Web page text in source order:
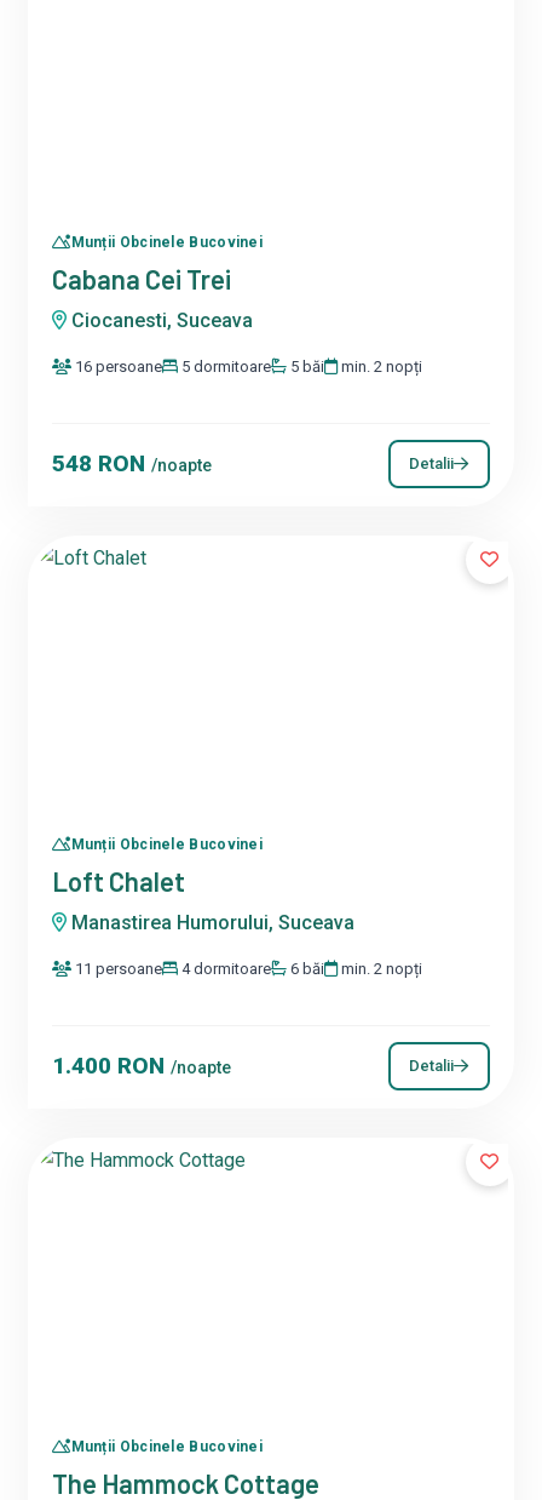
Munții Obcinele Bucovinei
Cabana Cei Trei
Ciocanesti, Suceava
16 persoane 5 dormitoare 5 băi min. 2 nopți
548 RON/noapte Detalii
Munții Obcinele Bucovinei
Loft Chalet
Manastirea Humorului, Suceava
11 persoane 4 dormitoare 6 băi min. 2 nopți
1.400 RON/noapte Detalii
Munții Obcinele Bucovinei
The Hammock Cottage